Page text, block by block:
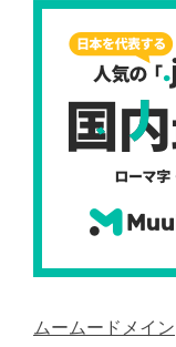
ムームードメイン